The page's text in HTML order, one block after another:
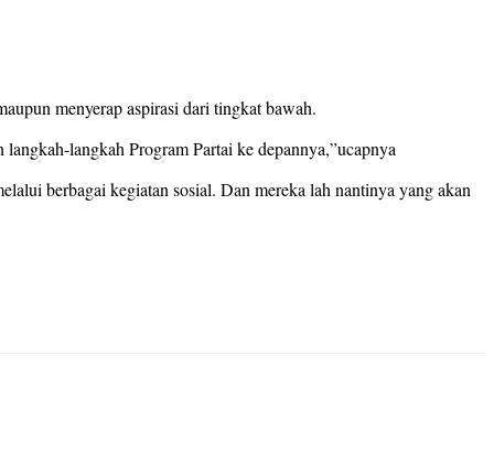
menyerap aspirasi dari tingkat bawah.
langkah Program Partai ke depannya,”ucapnya
berbagai kegiatan sosial. Dan mereka lah nantinya yang akan